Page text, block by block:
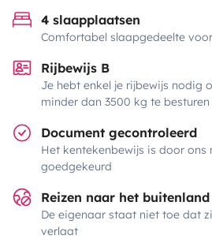
4 slaapplaatsen
Comfortabel slaapgedeelte
Rijbewijs B
Je hebt enkel je rijbewijs nodig
minder dan 3500 kg te besturen
Document gecontroleerd
Het kentekenbewijs is door ons
goedgekeurd
Reizen naar het
De eigenaar staat niet toe dat
verlaat